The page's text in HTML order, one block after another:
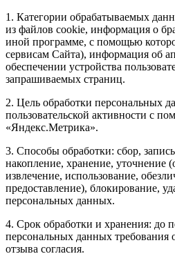
1. Категории обрабатываемых
из файлов cookie, информация о
иной программе, с помощью
сервисам Сайта), информация об
обеспечении устройства
запрашиваемых страниц.
2. Цель обработки персональных
пользовательской активности с
«Яндекс.Метрика».
3. Способы обработки: сбор,
накопление, хранение, уточнение
извлечение, использование,
предоставление), блокирование,
персональных данных.
4. Срок обработки и хранения: до
персональных данных требования
отзыва согласия.